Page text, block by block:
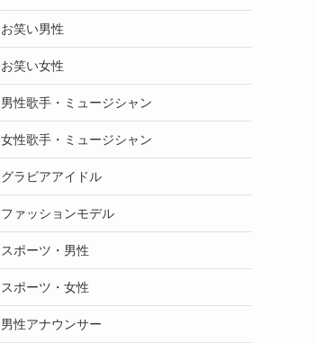
お笑い男性
お笑い女性
男性歌手・ミュージシャン
女性歌手・ミュージシャン
グラビアアイドル
ファッションモデル
スポーツ・男性
スポーツ・女性
男性アナウンサー